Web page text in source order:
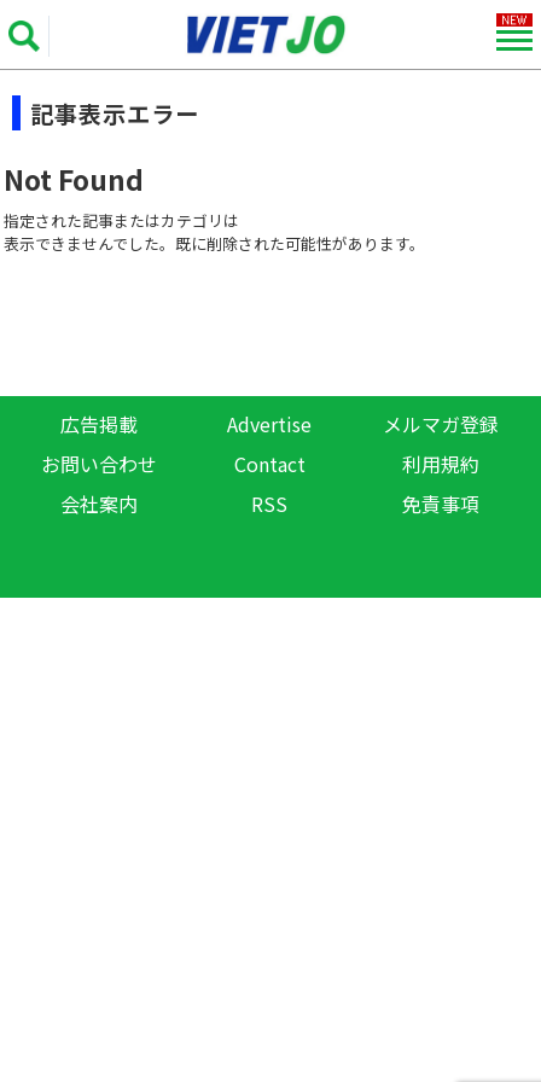
記事表示エラー
Not Found
指定された記事またはカテゴリは
表示できませんでした。既に削除された可能性があります。
広告掲載 Advertise
メルマガ登録
お問い合わせ
Contact
利用規約
会社案内
RSS 免責事項